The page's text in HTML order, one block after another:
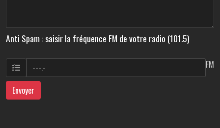
Anti Spam : saisir la fréquence FM de votre radio (101.5)
FM
Envoyer